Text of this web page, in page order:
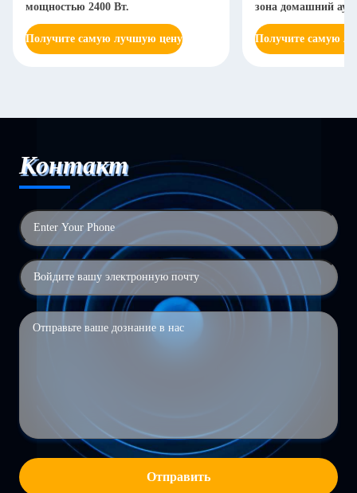
мощностью 2400 Вт.
Получите самую лучшую цену
зона домашний
системы
Получите самую
Контакт
Отправить